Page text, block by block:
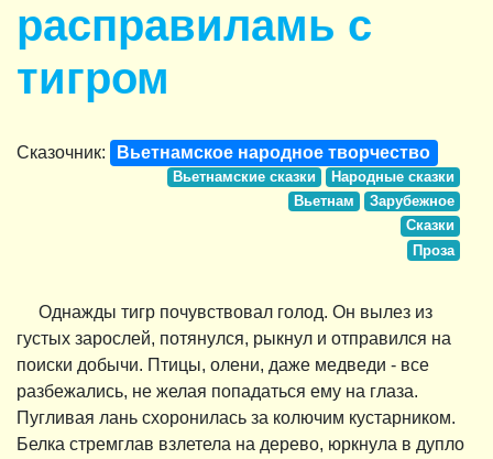
расправиламь с
тигром
Сказочник: Вьетнамское народное творчество
Вьетнамские сказки
Народные сказки
Вьетнам
Зарубежное
Сказки
Проза
Однажды тигр почувствовал голод. Он вылез из
густых зарослей, потянулся, рыкнул и отправился на
поиски добычи. Птицы, олени, даже медведи - все
разбежались, не желая попадаться ему на глаза.
Пугливая лань схоронилась за колючим кустарником.
Белка стремглав взлетела на дерево, юркнула в дупло